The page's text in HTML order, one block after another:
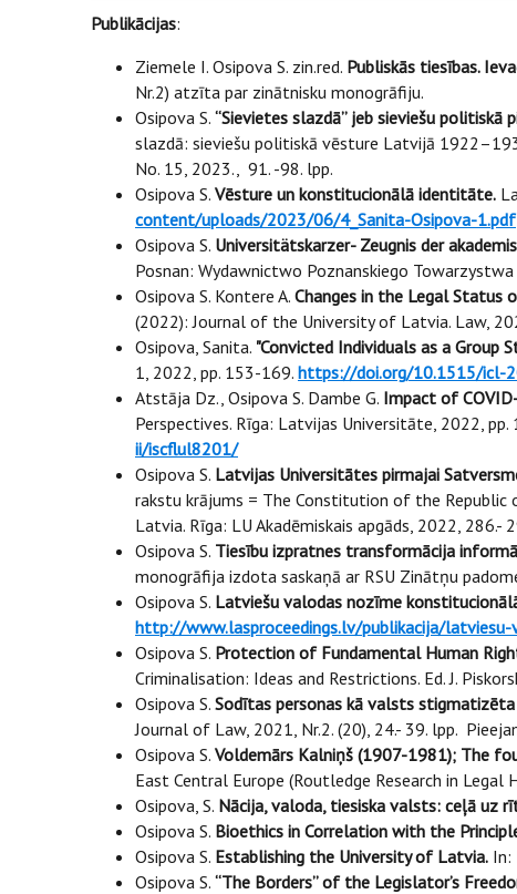
Publikācijas:
Ziemele I. Osipova S. zin.red. Publiskās tiesības.
Nr.2) atzīta par zinātnisku monogrāfiju.
Osipova S. “Sievietes slazdā” jeb sieviešu
slazdā: sieviešu politiskā vēsture Latvijā
No. 15, 2023., 91. -98. lpp.
Osipova S. Vēsture un konstitucionālā identitāte.
content/uploads/2023/06/4_Sanita-Osipova-1.pdf
Osipova S. Universitätskarzer- Zeugnis der
Posnan: Wydawnictwo Poznanskiego
Osipova S. Kontere A. Changes in the Legal Status
(2022): Journal of the University of Latvia. Law,
Osipova, Sanita. "Convicted Individuals as a
1, 2022, pp. 153-169. https://doi.org/10.1515/icl-
Atstāja Dz., Osipova S. Dambe G. Impact of
Perspectives. Rīga: Latvijas Universitāte, 2022, pp.
ii/iscflul8201/
Osipova S. Latvijas Universitātes pirmajai
rakstu krājums = The Constitution of the
Latvia. Rīga: LU Akadēmiskais apgāds, 2022, 286.-
Osipova S. Tiesību izpratnes transformācija
monogrāfija izdota saskaņā ar RSU Zinātņu
Osipova S. Latviešu valodas nozīme
http://www.lasproceedings.lv/publikacija/
Osipova S. Protection of Fundamental Human
Criminalisation: Ideas and Restrictions. Ed. J.
Osipova S. Sodītas personas kā valsts
Journal of Law, 2021, Nr.2. (20), 24.- 39. lpp.
Osipova S. Voldemārs Kalniņš (1907-1981); The
East Central Europe (Routledge Research in Legal
Osipova, S. Nācija, valoda, tiesiska valsts: ceļā uz
Osipova S. Bioethics in Correlation with the
Osipova S. Establishing the University of Latvia. In:
Osipova S. “The Borders” of the Legislator’s